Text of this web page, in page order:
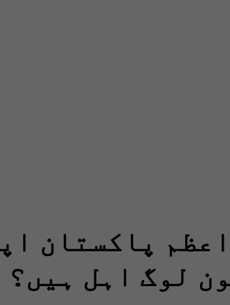
پاکستان
لوگ اہل ہیں؟